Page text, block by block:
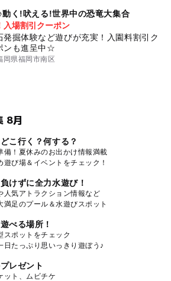
く!吠える!世界中の恐竜大集合
入場割引クーポン
発掘体験など遊びが充実！入園料割引ク
ンも進呈中☆
岡県福岡市南区
8月
こ行く？何する？
備！夏休みのお出かけ情報満載
遊び場＆イベントをチェック！
けずに全力水遊び！
人気アトラクション情報など
満足のプール＆水遊びスポット
べる場所！
スポットをチェック
日たっぷり思いっきり遊ぼう♪
レゼント
ット、ムビチケ